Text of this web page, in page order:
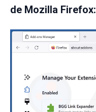
de Mozilla Firefox: